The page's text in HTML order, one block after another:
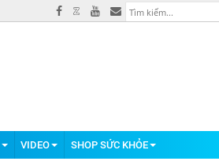
VIDEO SHOP SỨC KHỎE